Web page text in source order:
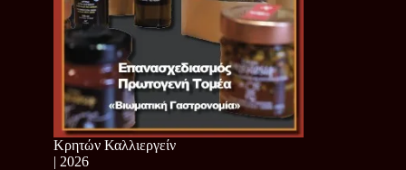
Κρητών Καλλιεργείν
| 2026